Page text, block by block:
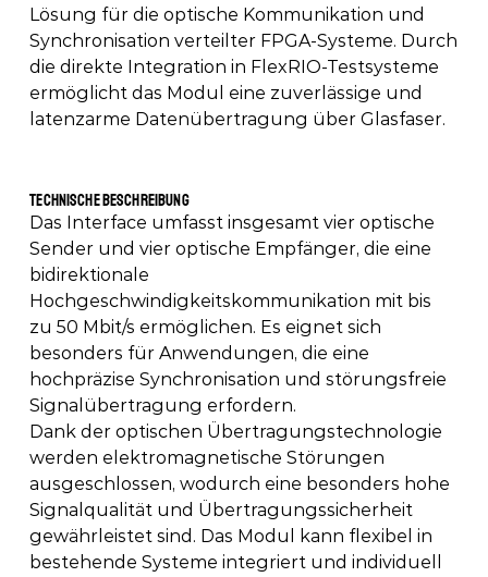
Lösung für die optische Kommunikation und
Synchronisation verteilter FPGA-Systeme. Durch
die direkte Integration in FlexRIO-Testsysteme
ermöglicht das Modul eine zuverlässige und
latenzarme Datenübertragung über Glasfaser.
Technische Beschreibung
Das Interface umfasst insgesamt vier optische
Sender und vier optische Empfänger, die eine
bidirektionale
Hochgeschwindigkeitskommunikation mit bis
zu 50 Mbit/s ermöglichen. Es eignet sich
besonders für Anwendungen, die eine
hochpräzise Synchronisation und störungsfreie
Signalübertragung erfordern.
Dank der optischen Übertragungstechnologie
werden elektromagnetische Störungen
ausgeschlossen, wodurch eine besonders hohe
Signalqualität und Übertragungssicherheit
gewährleistet sind. Das Modul kann flexibel in
bestehende Systeme integriert und individuell